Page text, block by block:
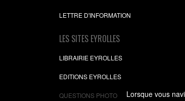
Lorsque vous
LETTRE D'INFORMATION
LES SITES EYROLLES
LIBRAIRIE EYROLLES
EDITIONS EYROLLES
QUESTIONS PHOTO